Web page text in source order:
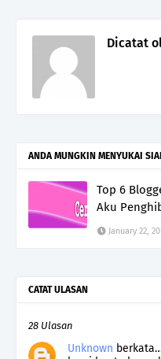
Dicatat
ANDA MUNGKIN MENYUKAI
Top 6
Aku
January 22,
CATAT ULASAN
28 Ulasan
Unknown